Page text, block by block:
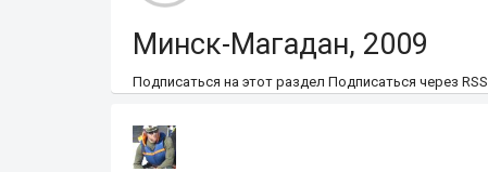
Минск-Магадан, 2009
Подписаться на этот раздел Подписаться через RSS